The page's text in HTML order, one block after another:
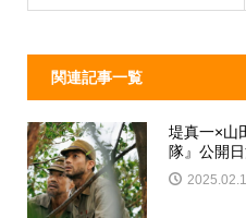
関連記事一覧
堤真一×山
隊』公開日